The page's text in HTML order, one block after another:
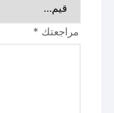
مراجعتك *